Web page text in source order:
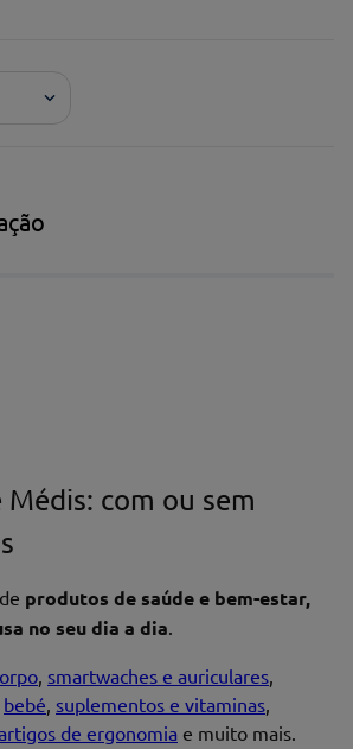
com ou sem
produtos de saúde e bem-estar,
no seu dia a dia.
, smartwaches e auriculares,
bebé, suplementos e vitaminas,
de ergonomia e muito mais.